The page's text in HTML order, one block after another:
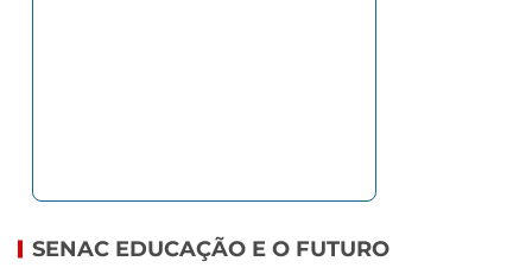
SENAC EDUCAÇÃO E O FUTURO